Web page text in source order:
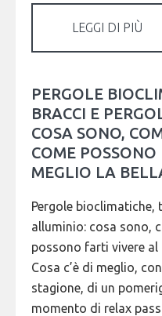
LEGGI DI PIÙ
PERGOLE
BRACCI E
COSA SONO,
COME
MEGLIO LA
Pergole bioclimatiche,
alluminio: cosa sono,
possono farti vivere al
Cosa c’è di meglio,
stagione, di un
momento di relax